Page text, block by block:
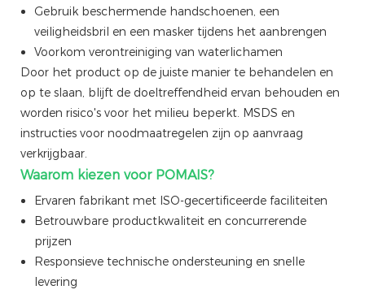
Gebruik beschermende handschoenen, een
veiligheidsbril en een masker tijdens het aanbrengen
Voorkom verontreiniging van waterlichamen
Door het product op de juiste manier te behandelen en
op te slaan, blijft de doeltreffendheid ervan behouden en
worden risico's voor het milieu beperkt. MSDS en
instructies voor noodmaatregelen zijn op aanvraag
verkrijgbaar.
Waarom kiezen voor POMAIS?
Ervaren fabrikant met ISO-gecertificeerde faciliteiten
Betrouwbare productkwaliteit en concurrerende
prijzen
Responsieve technische ondersteuning en snelle
levering